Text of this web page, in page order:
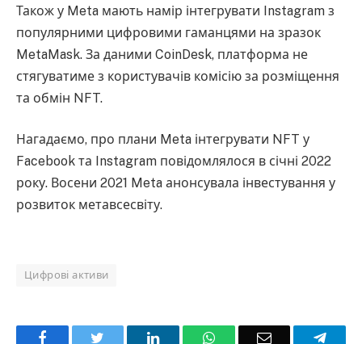
Також у Meta мають намір інтегрувати Instagram з
популярними цифровими гаманцями на зразок
MetaMask. За даними CoinDesk, платформа не
стягуватиме з користувачів комісію за розміщення
та обмін NFT.
Нагадаємо, про плани Meta інтегрувати NFT у
Facebook та Instagram повідомлялося в січні 2022
року. Восени 2021 Meta анонсувала інвестування у
розвиток метавсесвіту.
Цифрові активи
Facebook LinkedInWhatsAppEmail